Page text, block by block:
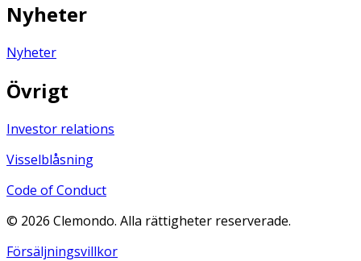
Nyheter
Nyheter
Övrigt
Investor relations
Visselblåsning
Code of Conduct
© 2026 Clemondo. Alla rättigheter reserverade.
Försäljningsvillkor